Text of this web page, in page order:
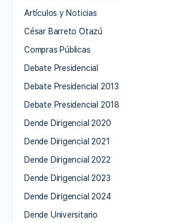
Artículos y Noticias
César Barreto Otazú
Compras Públicas
Debate Presidencial
Debate Presidencial 2013
Debate Presidencial 2018
Dende Dirigencial 2020
Dende Dirigencial 2021
Dende Dirigencial 2022
Dende Dirigencial 2023
Dende Dirigencial 2024
Dende Universitario